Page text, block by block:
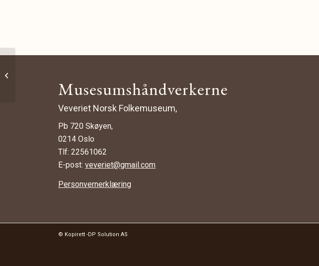
Musesumshåndverkerne
Veveriet Norsk Folkemuseum,
Pb 720 Skøyen,
0214 Oslo
Tlf: 22561062
E-post:veveriet@gmail.com
Personvernerklæring
© Kopirett -DP Solution AS